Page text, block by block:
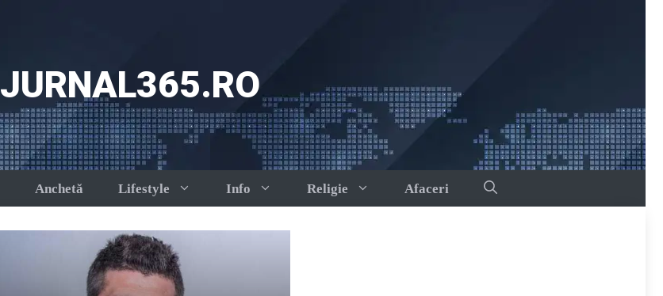
JURNAL365.RO
Anchetă Lifestyle Info Religie Afaceri